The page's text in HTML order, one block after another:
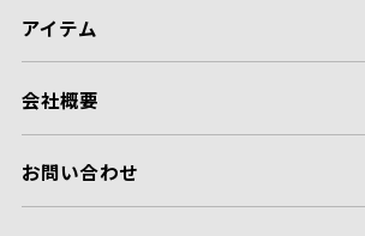
アイテム
会社概要
お問い合わせ